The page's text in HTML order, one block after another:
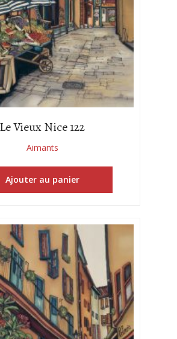
Le Vieux Nice 122
Aimants
Ajouter au panier